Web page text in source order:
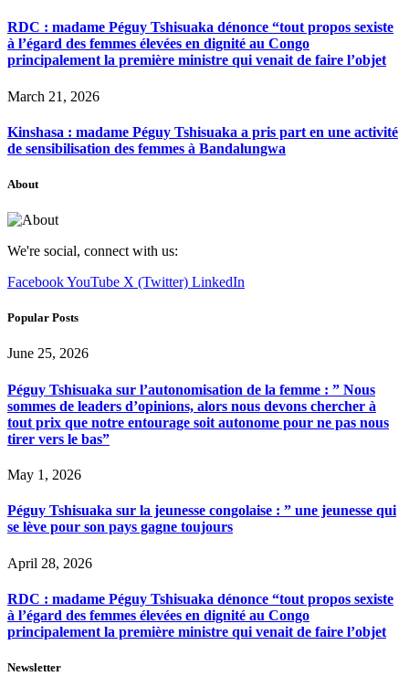
RDC : madame Péguy Tshisuaka dénonce “tout propos sexiste
à l’égard des femmes élevées en dignité au Congo
principalement la première ministre qui venait de faire l’objet
March 21, 2026
Kinshasa : madame Péguy Tshisuaka a pris part en une activité
de sensibilisation des femmes à Bandalungwa
About
We're social, connect with us:
FacebookYouTube X (Twitter) LinkedIn
Popular Posts
June 25, 2026
Péguy Tshisuaka sur l’autonomisation de la femme : ” Nous
sommes de leaders d’opinions, alors nous devons chercher à
tout prix que notre entourage soit autonome pour ne pas nous
tirer vers le bas”
May 1, 2026
Péguy Tshisuaka sur la jeunesse congolaise : ” une jeunesse qui
se lève pour son pays gagne toujours
April 28, 2026
RDC : madame Péguy Tshisuaka dénonce “tout propos sexiste
à l’égard des femmes élevées en dignité au Congo
principalement la première ministre qui venait de faire l’objet
Newsletter